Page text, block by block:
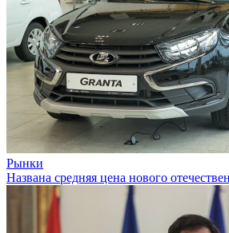
Рынки
Названа средняя цена нового